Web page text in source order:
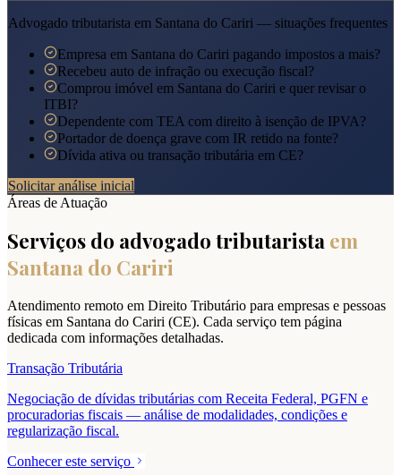
Advogado tributarista em Santana do Cariri — situações frequentes
Empresa em Santana do Cariri pagando impostos a mais?
Recebeu auto de infração ou execução fiscal?
Comprou imóvel em Santana do Cariri e quer revisar o
ITBI?
Dependente com TEA com direito à isenção de IPVA?
Portador de doença grave com IR retido na fonte?
Dívida ativa ou transação tributária em CE?
Solicitar análise inicial
Áreas de Atuação
Serviços do advogado tributarista em
Santana do Cariri
Atendimento remoto em Direito Tributário para empresas e pessoas
físicas em Santana do Cariri (CE). Cada serviço tem página
dedicada com informações detalhadas.
Transação Tributária
Negociação de dívidas tributárias com Receita Federal, PGFN e
procuradorias fiscais — análise de modalidades, condições e
regularização fiscal.
Conhecer este serviço